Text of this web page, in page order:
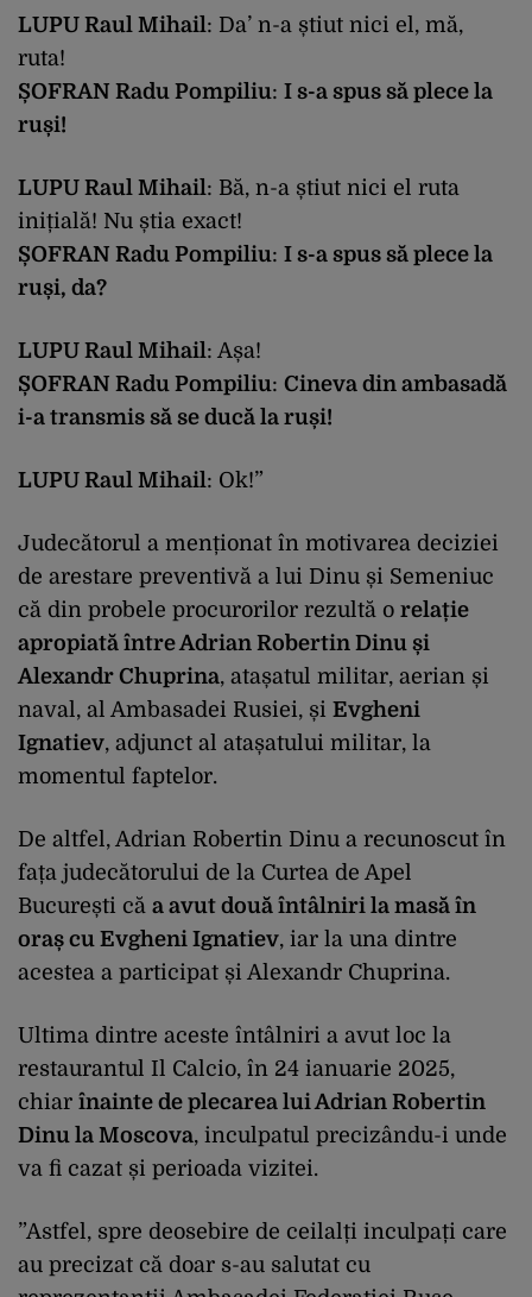
LUPU Raul Mihail: Da’ n-a știut nici el, mă,
ruta!
ȘOFRAN Radu Pompiliu: I s-a spus să plece la
ruși!
LUPU Raul Mihail: Bă, n-a știut nici el ruta
inițială! Nu știa exact!
ȘOFRAN Radu Pompiliu: I s-a spus să plece la
ruși, da?
LUPU Raul Mihail: Așa!
ȘOFRAN Radu Pompiliu: Cineva din ambasadă
i-a transmis să se ducă la ruși!
LUPU Raul Mihail: Ok!”
Judecătorul a menționat în motivarea deciziei
de arestare preventivă a lui Dinu și Semeniuc
că din probele procurorilor rezultă o relație
apropiată între Adrian Robertin Dinu și
Alexandr Chuprina, atașatul militar, aerian și
naval, al Ambasadei Rusiei, și Evgheni
Ignatiev, adjunct al atașatului militar, la
momentul faptelor.
De altfel, Adrian Robertin Dinu a recunoscut în
fața judecătorului de la Curtea de Apel
București că a avut două întâlniri la masă în
oraș cu Evgheni Ignatiev, iar la una dintre
acestea a participat și Alexandr Chuprina.
Ultima dintre aceste întâlniri a avut loc la
restaurantul Il Calcio, în 24 ianuarie 2025,
chiar înainte de plecarea lui Adrian Robertin
Dinu la Moscova, inculpatul precizându-i unde
va fi cazat și perioada vizitei.
”Astfel, spre deosebire de ceilalți inculpați care
au precizat că doar s-au salutat cu